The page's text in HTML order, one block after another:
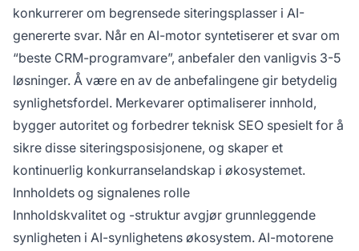
konkurrerer om begrensede siteringsplasser i AI-
genererte svar. Når en AI-motor syntetiserer et svar om
“beste CRM-programvare”, anbefaler den vanligvis 3-5
løsninger. Å være en av de anbefalingene gir betydelig
synlighetsfordel. Merkevarer optimaliserer innhold,
bygger autoritet og forbedrer teknisk SEO spesielt for å
sikre disse siteringsposisjonene, og skaper et
kontinuerlig konkurranselandskap i økosystemet.
Innholdets og signalenes rolle
Innholdskvalitet og -struktur avgjør grunnleggende
synligheten i AI-synlighetens økosystem. AI-motorene